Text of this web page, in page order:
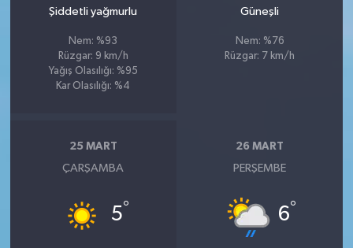
Şiddetli yağmurlu
Nem: %93
Rüzgar: 9 km/h
Yağış Olasılığı: %95
Kar Olasılığı: %4
Güneşli
Nem: %76
Rüzgar: 7 km/h
25 MART
ÇARŞAMBA
5°
26 MART
PERŞEMBE
6°